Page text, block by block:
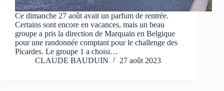
Ce dimanche 27 août avait un parfum de rentrée.
Certains sont encore en vacances, mais un beau
groupe a pris la direction de Marquain en Belgique
pour une randonnée comptant pour le challenge des
Picardes. Le groupe 1 a choisi…
CLAUDE BAUDUIN
27 août 2023